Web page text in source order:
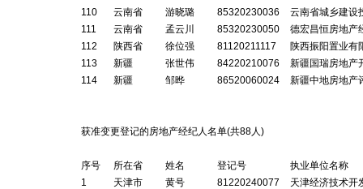
110
云南省 游晓璐 85320230036
云南省城乡建设
111
云南省 孟云川 85320230050
德宏昌恒房地产
112
陕西省 徐位强 81120211117
陕西振阳置业有
113
新疆 张世伟 84220210076
新疆国瑞房地产
114
新疆 邹晔 86520060024 新疆中地房地产
获准变更登记的房地产经纪人名单(共88人)
序号 所在省 姓名 登记号
执业单位名称
1
天津市 黄号 81220240077
天津经济技术开